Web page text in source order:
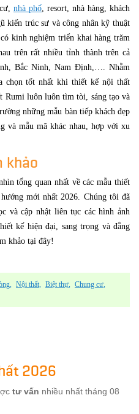
nhà phố, resort, nhà hàng, khách
kiến trúc sư và công nhân kỹ thuật
kinh nghiệm triển khai hàng trăm
trên rất nhiều tỉnh thành trên cả
Bắc Ninh, Nam Định,…. Nhằm
chọn tốt nhất khi thiết kế nội thất
Rumi luôn luôn tìm tòi, sáng tạo và
những mẫu bàn tiếp khách đẹp
và mẫu mã khác nhau, hợp với xu
khảo
tổng quan nhất về các mẫu thiết
mới nhất 2026. Chúng tôi đã
và cập nhật liên tục các hình ảnh
kế hiện đại, sang trọng và đẳng
khảo tại đây!
Nội thất Biệt thự
Chung cư
2026
tư vấn nhiều nhất tháng 08